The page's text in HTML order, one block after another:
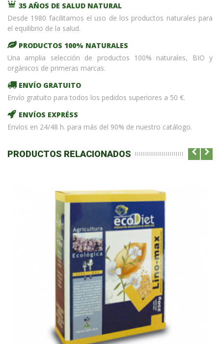
35 AÑOS DE SALUD NATURAL
Desde 1980 facilitamos el uso de los productos naturales para
el equilibrio de la salud.
PRODUCTOS 100% NATURALES
Una amplia selección de productos 100% naturales, BIO y
orgánicos de primeras marcas.
ENVÍO GRATUITO
Envío gratuito para todos los pedidos superiores a 50 €.
ENVÍOS EXPRÉSS
Envíos en 24/48 h. para más del 90% de nuestro catálogo.
PRODUCTOS RELACIONADOS